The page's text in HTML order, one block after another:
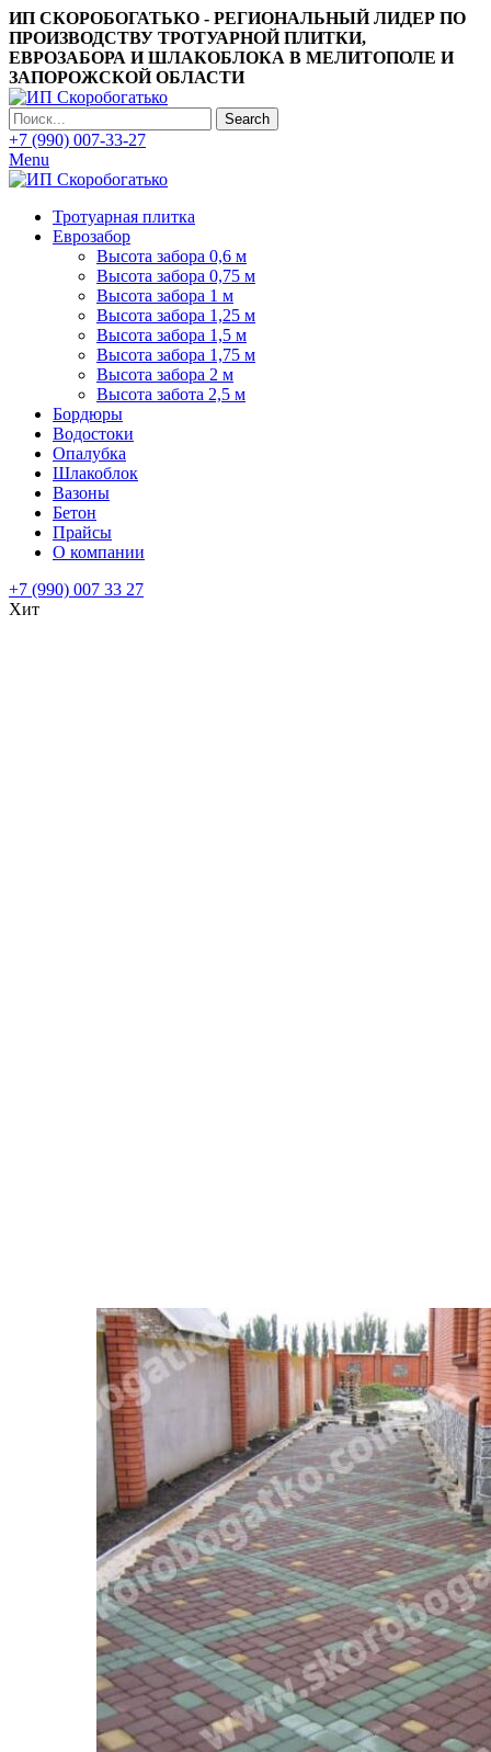
ИП СКОРОБОГАТЬКО - РЕГИОНАЛЬНЫЙ ЛИДЕР ПО
ПРОИЗВОДСТВУ ТРОТУАРНОЙ ПЛИТКИ,
ЕВРОЗАБОРА И ШЛАКОБЛОКА В МЕЛИТОПОЛЕ И
ЗАПОРОЖСКОЙ ОБЛАСТИ
Search
+7 (990) 007-33-27
Menu
Тротуарная плитка
Еврозабор
Высота забора 0,6 м
Высота забора 0,75 м
Высота забора 1 м
Высота забора 1,25 м
Высота забора 1,5 м
Высота забора 1,75 м
Высота забора 2 м
Высота забота 2,5 м
Бордюры
Водостоки
Опалубка
Шлакоблок
Вазоны
Бетон
Прайсы
О компании
+7 (990) 007 33 27
Хит